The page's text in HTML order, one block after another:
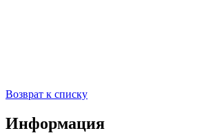
Возврат к списку
Информация